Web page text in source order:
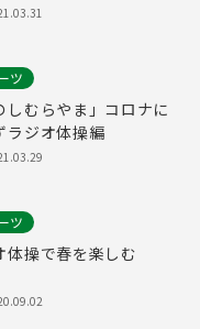
ツ
しむらやま」コロナに
ラジオ体操編
ツ
体操で春を楽しむ